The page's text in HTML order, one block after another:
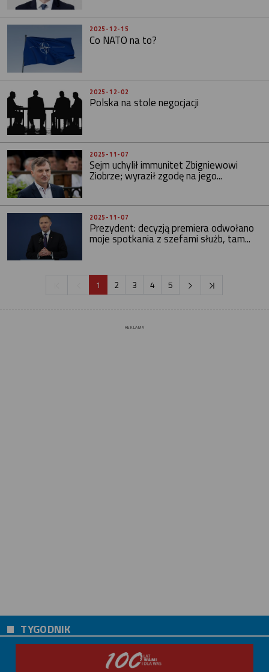
2025-12-15
Co NATO na to?
2025-12-02
Polska na stole negocjacji
2025-11-07
Sejm uchylił immunitet Zbigniewowi
Ziobrze; wyraził zgodę na jego...
2025-11-07
Prezydent: decyzją premiera odwołano
moje spotkania z szefami służb, tam...
1 2 3 4 5
REKLAMA
TYGODNIK